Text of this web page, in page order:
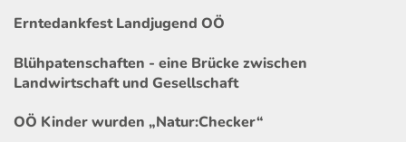
Erntedankfest Landjugend OÖ
Blühpatenschaften - eine Brücke zwischen
Landwirtschaft und Gesellschaft
OÖ Kinder wurden „Natur:Checker“